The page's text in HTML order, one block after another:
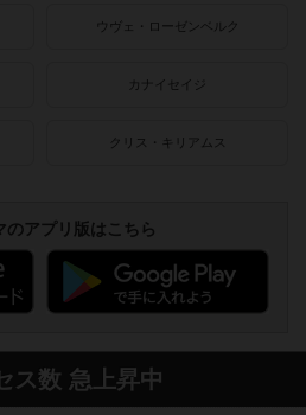
ウヴェ・ローゼンベルク
カナイセイジ
クリス・キリアムス
のアプリ版はこちら
ス数 急上昇中